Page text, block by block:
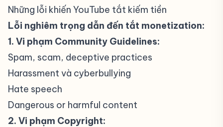
Những lỗi khiến YouTube tắt kiếm tiền
Lỗi nghiêm trọng dẫn đến tắt monetization:
1. Vi phạm Community Guidelines:
Spam, scam, deceptive practices
Harassment và cyberbullying
Hate speech
Dangerous or harmful content
2. Vi phạm Copyright: